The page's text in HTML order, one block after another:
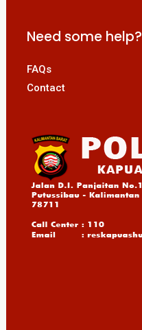
Need some help?
FAQs
Contact